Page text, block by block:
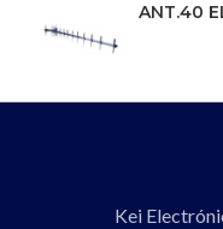
ANT.40
Kei